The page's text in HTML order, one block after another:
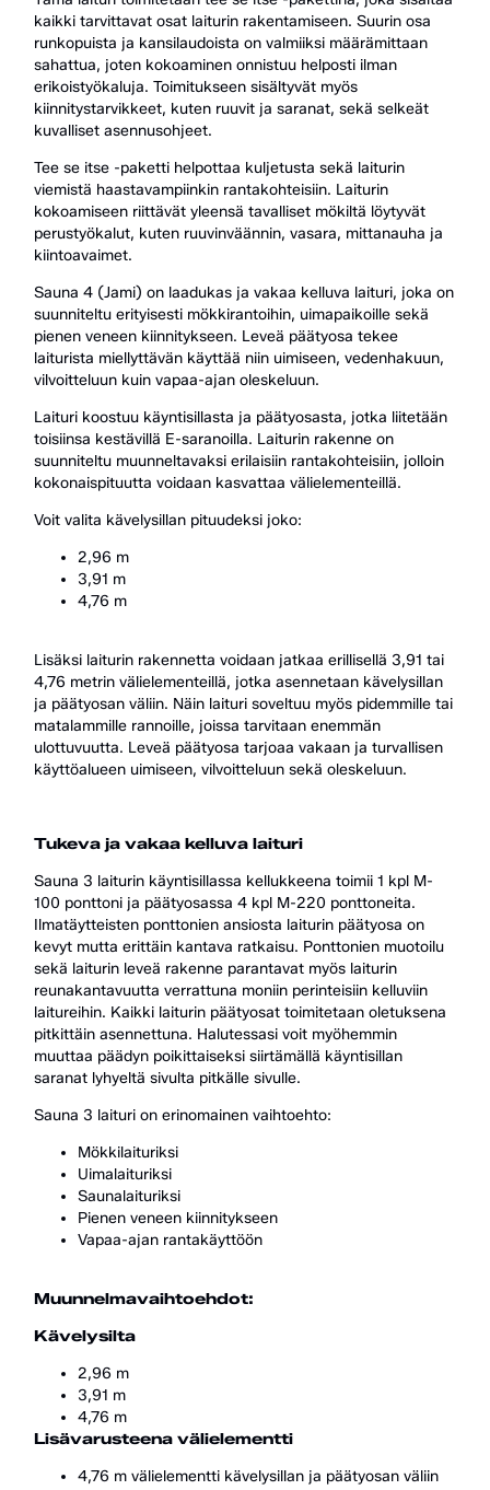
kaikki tarvittavat osat laiturin rakentamiseen. Suurin osa
runkopuista ja kansilaudoista on valmiiksi määrämittaan
sahattua, joten kokoaminen onnistuu helposti ilman
erikoistyökaluja. Toimitukseen sisältyvät myös
kiinnitystarvikkeet, kuten ruuvit ja saranat, sekä selkeät
kuvalliset asennusohjeet.
Tee se itse -paketti helpottaa kuljetusta sekä laiturin
viemistä haastavampiinkin rantakohteisiin. Laiturin
kokoamiseen riittävät yleensä tavalliset mökiltä löytyvät
perustyökalut, kuten ruuvinväännin, vasara, mittanauha ja
kiintoavaimet.
Sauna 4 (Jami) on laadukas ja vakaa kelluva laituri, joka on
suunniteltu erityisesti mökkirantoihin, uimapaikoille sekä
pienen veneen kiinnitykseen. Leveä päätyosa tekee
laiturista miellyttävän käyttää niin uimiseen, vedenhakuun,
vilvoitteluun kuin vapaa-ajan oleskeluun.
Laituri koostuu käyntisillasta ja päätyosasta, jotka liitetään
toisiinsa kestävillä E-saranoilla. Laiturin rakenne on
suunniteltu muunneltavaksi erilaisiin rantakohteisiin, jolloin
kokonaispituutta voidaan kasvattaa välielementeillä.
Voit valita kävelysillan pituudeksi joko:
2,96 m
3,91 m
4,76 m
Lisäksi laiturin rakennetta voidaan jatkaa erillisellä 3,91 tai
4,76 metrin välielementeillä, jotka asennetaan kävelysillan
ja päätyosan väliin. Näin laituri soveltuu myös pidemmille tai
matalammille rannoille, joissa tarvitaan enemmän
ulottuvuutta. Leveä päätyosa tarjoaa vakaan ja turvallisen
käyttöalueen uimiseen, vilvoitteluun sekä oleskeluun.
Tukeva ja vakaa kelluva laituri
Sauna 3 laiturin käyntisillassa kellukkeena toimii 1 kpl M-
100 ponttoni ja päätyosassa 4 kpl M-220 ponttoneita.
Ilmatäytteisten ponttonien ansiosta laiturin päätyosa on
kevyt mutta erittäin kantava ratkaisu. Ponttonien muotoilu
sekä laiturin leveä rakenne parantavat myös laiturin
reunakantavuutta verrattuna moniin perinteisiin kelluviin
laitureihin. Kaikki laiturin päätyosat toimitetaan oletuksena
pitkittäin asennettuna. Halutessasi voit myöhemmin
muuttaa päädyn poikittaiseksi siirtämällä käyntisillan
saranat lyhyeltä sivulta pitkälle sivulle.
Sauna 3 laituri on erinomainen vaihtoehto:
Mökkilaituriksi
Uimalaituriksi
Saunalaituriksi
Pienen veneen kiinnitykseen
Vapaa-ajan rantakäyttöön
Muunnelmavaihtoehdot:
Kävelysilta
2,96 m
3,91 m
4,76 m
Lisävarusteena välielementti
4,76 m välielementti kävelysillan ja päätyosan väliin